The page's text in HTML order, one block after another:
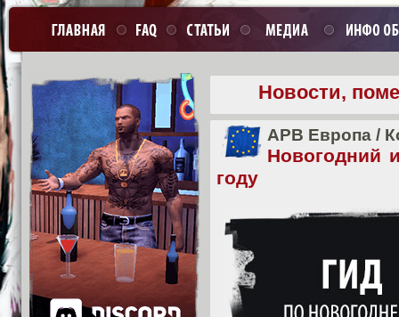
Новости,
APB Европа /
Новогодний
году